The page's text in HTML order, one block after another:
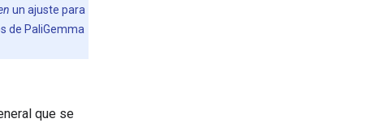
un ajuste para
de PaliGemma
que se